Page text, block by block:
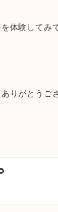
体験してみ
りがとうご